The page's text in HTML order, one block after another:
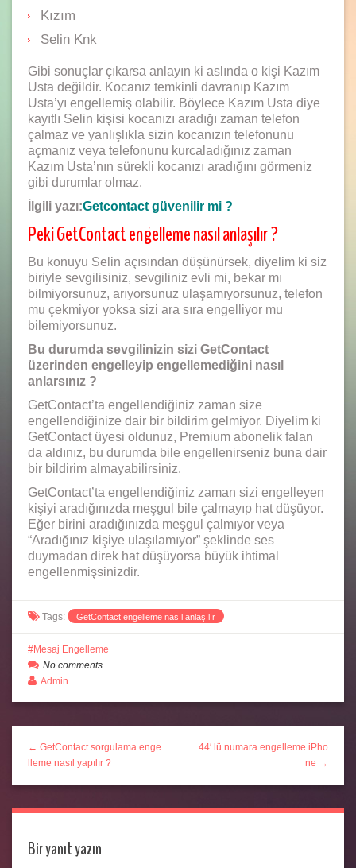
Kızım
Selin Knk
Gibi sonuçlar çıkarsa anlayın ki aslında o kişi Kazım
Usta değildir. Kocanız temkinli davranıp Kazım
Usta’yı engellemiş olabilir. Böylece Kazım Usta diye
kayıtlı Selin kişisi kocanızı aradığı zaman telefon
çalmaz ve yanlışlıkla sizin kocanızın telefonunu
açmanız veya telefonunu kurcaladığınız zaman
Kazım Usta’nın sürekli kocanızı aradığını görmeniz
gibi durumlar olmaz.
İlgili yazı:Getcontact güvenilir mi ?
Peki GetContact engelleme nasıl anlaşılır ?
Bu konuyu Selin açısından düşünürsek, diyelim ki siz
biriyle sevgilisiniz, sevgiliniz evli mi, bekar mı
bilmiyorsunuz, arıyorsunuz ulaşamıyorsunuz, telefon
mu çekmiyor yoksa sizi ara sıra engelliyor mu
bilemiyorsunuz.
Bu durumda sevgilinizin sizi GetContact
üzerinden engelleyip engellemediğini nasıl
anlarsınız ?
GetContact’ta engellendiğiniz zaman size
engellendiğinize dair bir bildirim gelmiyor. Diyelim ki
GetContact üyesi oldunuz, Premium abonelik falan
da aldınız, bu durumda bile engellenirseniz buna dair
bir bildirim almayabilirsiniz.
GetContact’ta engellendiğiniz zaman sizi engelleyen
kişiyi aradığınızda meşgul bile çalmayıp hat düşüyor.
Eğer birini aradığınızda meşgul çalmıyor veya
“Aradığınız kişiye ulaşılamıyor” şeklinde ses
duymadan direk hat düşüyorsa büyük ihtimal
engellenmişsinizdir.
Tags: GetContact engelleme nasıl anlaşılır
Mesaj Engelleme
No comments
Admin
← GetContact sorgulama enge
lleme nasıl yapılır ?
44′ lü numara engelleme iPho
ne →
Bir yanıt yazın